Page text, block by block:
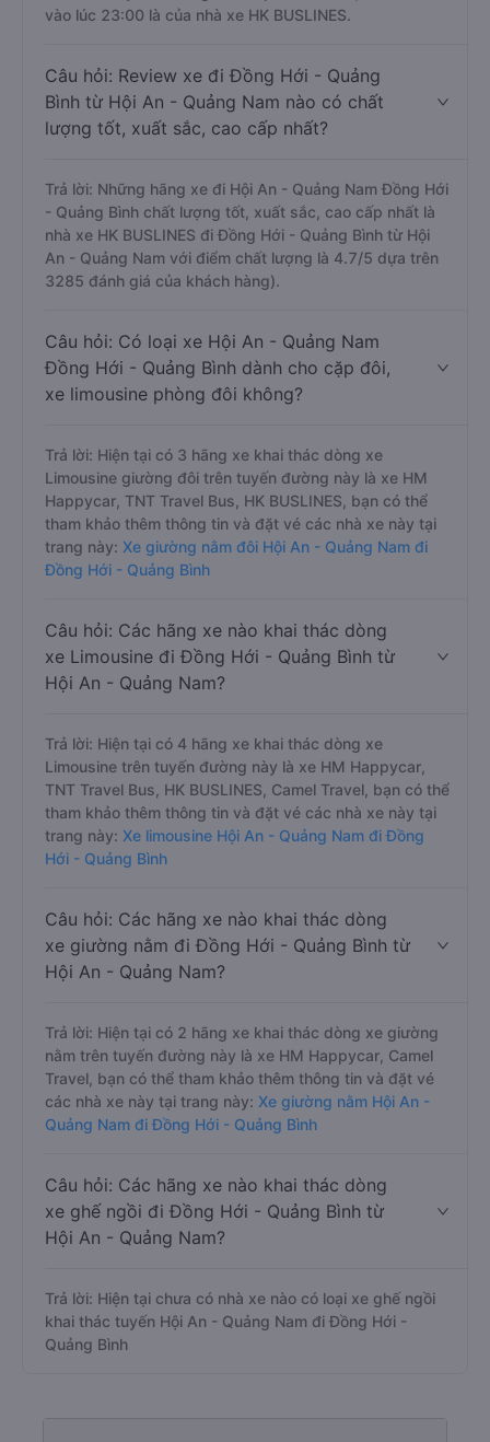
vào lúc 23:00 là của nhà xe HK BUSLINES.
Câu hỏi: Review xe đi Đồng Hới - Quảng
Bình từ Hội An - Quảng Nam nào có chất
lượng tốt, xuất sắc, cao cấp nhất?
Trả lời: Những hãng xe đi Hội An - Quảng Nam Đồng Hới
- Quảng Bình chất lượng tốt, xuất sắc, cao cấp nhất là
nhà xe HK BUSLINES đi Đồng Hới - Quảng Bình từ Hội
An - Quảng Nam với điểm chất lượng là 4.7/5 dựa trên
3285 đánh giá của khách hàng).
Câu hỏi: Có loại xe Hội An - Quảng Nam
Đồng Hới - Quảng Bình dành cho cặp đôi,
xe limousine phòng đôi không?
Trả lời: Hiện tại có 3 hãng xe khai thác dòng xe
Limousine giường đôi trên tuyến đường này là xe HM
Happycar, TNT Travel Bus, HK BUSLINES, bạn có thể
tham khảo thêm thông tin và đặt vé các nhà xe này tại
trang này: Xe giường nằm đôi Hội An - Quảng Nam đi
Đồng Hới - Quảng Bình
Câu hỏi: Các hãng xe nào khai thác dòng
xe Limousine đi Đồng Hới - Quảng Bình từ
Hội An - Quảng Nam?
Trả lời: Hiện tại có 4 hãng xe khai thác dòng xe
Limousine trên tuyến đường này là xe HM Happycar,
TNT Travel Bus, HK BUSLINES, Camel Travel, bạn có thể
tham khảo thêm thông tin và đặt vé các nhà xe này tại
trang này: Xe limousine Hội An - Quảng Nam đi Đồng
Hới - Quảng Bình
Câu hỏi: Các hãng xe nào khai thác dòng
xe giường nằm đi Đồng Hới - Quảng Bình từ
Hội An - Quảng Nam?
Trả lời: Hiện tại có 2 hãng xe khai thác dòng xe giường
nằm trên tuyến đường này là xe HM Happycar, Camel
Travel, bạn có thể tham khảo thêm thông tin và đặt vé
các nhà xe này tại trang này: Xe giường nằm Hội An -
Quảng Nam đi Đồng Hới - Quảng Bình
Câu hỏi: Các hãng xe nào khai thác dòng
xe ghế ngồi đi Đồng Hới - Quảng Bình từ
Hội An - Quảng Nam?
Trả lời: Hiện tại chưa có nhà xe nào có loại xe ghế ngồi
khai thác tuyến Hội An - Quảng Nam đi Đồng Hới -
Quảng Bình